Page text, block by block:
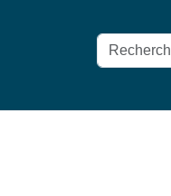
Rechercher